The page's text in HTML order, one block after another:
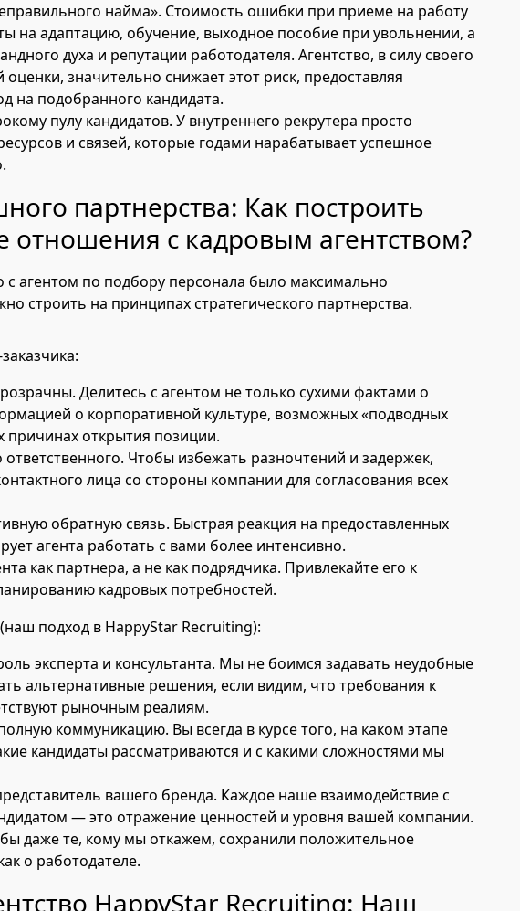
найма». Стоимость ошибки при приеме на работу
на адаптацию, обучение, выходное пособие при увольнении, а
духа и репутации работодателя. Агентство, в силу своего
значительно снижает этот риск, предоставляя
на подобранного кандидата.
пулу кандидатов. У внутреннего рекрутера просто
и связей, которые годами нарабатывает успешное
партнерства: Как построить
отношения с кадровым агентством?
с агентом по подбору персонала было максимально
строить на принципах стратегического партнерства.
Делитесь с агентом не только сухими фактами о
о корпоративной культуре, возможных «подводных
причинах открытия позиции.
Чтобы избежать разночтений и задержек,
лица со стороны компании для согласования всех
обратную связь. Быстрая реакция на предоставленных
агента работать с вами более интенсивно.
как партнера, а не как подрядчика. Привлекайте его к
кадровых потребностей.
подход в HappyStar Recruiting):
эксперта и консультанта. Мы не боимся задавать неудобные
альтернативные решения, если видим, что требования к
рыночным реалиям.
коммуникацию. Вы всегда в курсе того, на каком этапе
кандидаты рассматриваются и с какими сложностями мы
вашего бренда. Каждое наше взаимодействие с
— это отражение ценностей и уровня вашей компании.
даже те, кому мы откажем, сохранили положительное
о работодателе.
HappyStar Recruiting: Наш